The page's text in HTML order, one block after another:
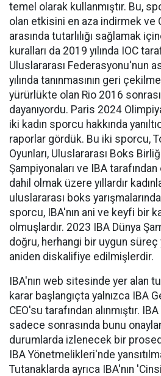
temel olarak kullanmıştır. Bu,
olan etkisini en aza indirmek ve
arasında tutarlılığı sağlamak
kuralları da 2019 yılında IOC
Uluslararası Federasyonu'nun
yılında tanınmasının geri
yürürlükte olan Rio 2016
dayanıyordu. Paris 2024
iki kadın sporcu hakkında
raporlar gördük. Bu iki sporcu,
Oyunları, Uluslararası Boks
Şampiyonaları ve IBA
dahil olmak üzere yıllardır
uluslararası boks
sporcu, IBA'nın ani ve keyfi bir
olmuşlardır. 2023 IBA Dünya
doğru, herhangi bir uygun
aniden diskalifiye edilmişlerdir.
IBA'nın web sitesinde yer alan
karar başlangıçta yalnızca IBA
CEO'su tarafından alınmıştır.
sadece sonrasında bunu
durumlarda izlenecek bir
IBA Yönetmelikleri'nde
Tutanaklarda ayrıca IBA'nın